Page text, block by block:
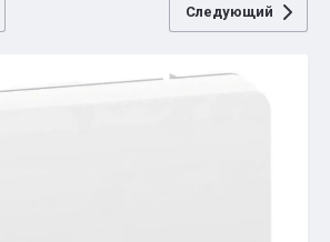
Следующий